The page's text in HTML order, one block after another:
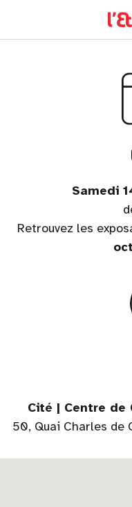
Samedi
Retrouvez les
Cité | Centre de
50, Quai Charles de